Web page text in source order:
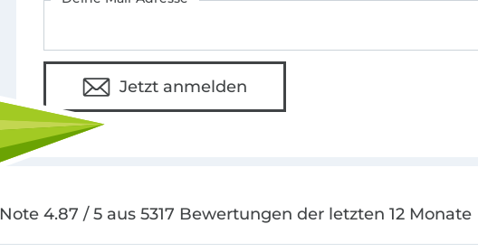
Jetzt anmelden
Note 4.87 / 5 aus 5317 Bewertungen der letzten 12 Monate